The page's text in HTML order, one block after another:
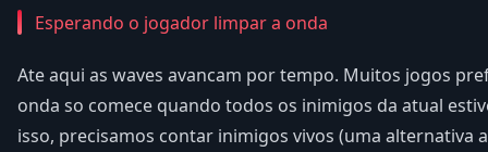
Esperando o jogador limpar a onda
Ate aqui as waves avancam por tempo. Muitos jogos
onda so comece quando todos os inimigos da atual
isso, precisamos contar inimigos vivos (uma alternativa